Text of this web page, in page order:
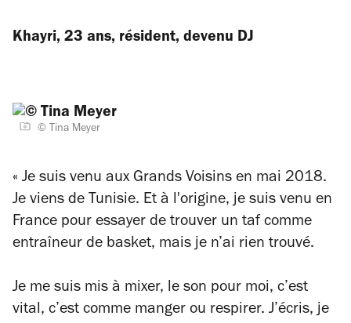
Khayri, 23 ans, résident, devenu DJ
© Tina Meyer
« Je suis venu aux Grands Voisins en mai 2018.
Je viens de Tunisie. Et à l'origine, je suis venu en
France pour essayer de trouver un taf comme
entraîneur de basket, mais je n’ai rien trouvé.
Je me suis mis à mixer, le son pour moi, c’est
vital, c’est comme manger ou respirer. J’écris, je